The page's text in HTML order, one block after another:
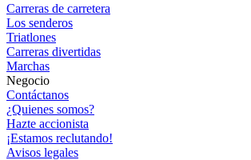
Carreras de carretera
Los senderos
Triatlones
Carreras divertidas
Marchas
Negocio
Contáctanos
¿Quienes somos?
Hazte accionista
¡Estamos reclutando!
Avisos legales